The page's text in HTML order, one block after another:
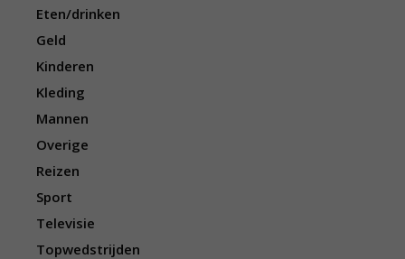
Eten/drinken
Geld
Kinderen
Kleding
Mannen
Overige
Reizen
Sport
Televisie
Topwedstrijden